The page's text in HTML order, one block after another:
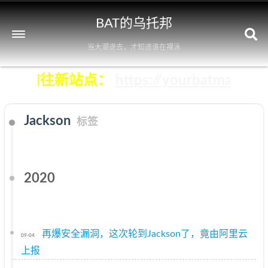
BAT的乌托邦
当大潮退去，才知道谁在裸泳
即前往新站点：
Jackson 标签
2020
09-04
再爆安全漏洞，这次轮到Jackson了，竟由阿里云
上报